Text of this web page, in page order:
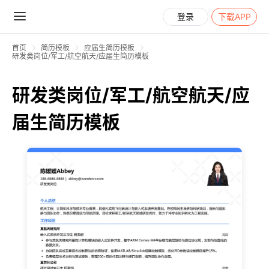
登录 下载APP
首页 简历模板
应届生简历模板
研发类岗位/军工/航空航天/应届生简历模板
研发类岗位/军工/航空航天/应
届生简历模板